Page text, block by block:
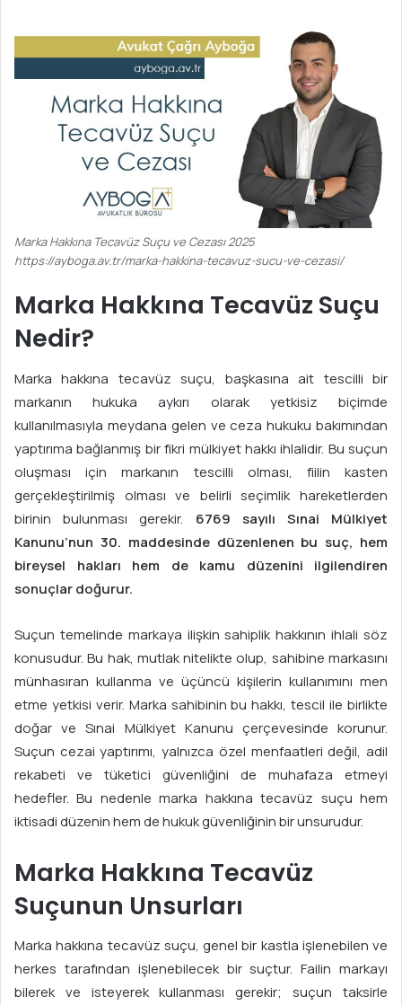
Marka Hakkına Tecavüz Suçu ve Cezası 2025
https://ayboga.av.tr/marka-hakkina-tecavuz-sucu-ve-cezasi/
Marka Hakkına Tecavüz Suçu
Nedir?
Marka hakkına tecavüz suçu, başkasına ait tescilli bir
markanın hukuka aykırı olarak yetkisiz biçimde
kullanılmasıyla meydana gelen ve ceza hukuku bakımından
yaptırıma bağlanmış bir fikri mülkiyet hakkı ihlalidir. Bu suçun
oluşması için markanın tescilli olması, fiilin kasten
gerçekleştirilmiş olması ve belirli seçimlik hareketlerden
birinin bulunması gerekir. 6769 sayılı Sınai Mülkiyet
Kanunu’nun 30. maddesinde düzenlenen bu suç, hem
bireysel hakları hem de kamu düzenini ilgilendiren
sonuçlar doğurur.
Suçun temelinde markaya ilişkin sahiplik hakkının ihlali söz
konusudur. Bu hak, mutlak nitelikte olup, sahibine markasını
münhasıran kullanma ve üçüncü kişilerin kullanımını men
etme yetkisi verir. Marka sahibinin bu hakkı, tescil ile birlikte
doğar ve Sınai Mülkiyet Kanunu çerçevesinde korunur.
Suçun cezai yaptırımı, yalnızca özel menfaatleri değil, adil
rekabeti ve tüketici güvenliğini de muhafaza etmeyi
hedefler. Bu nedenle marka hakkına tecavüz suçu hem
iktisadi düzenin hem de hukuk güvenliğinin bir unsurudur.
Marka Hakkına Tecavüz
Suçunun Unsurları
Marka hakkına tecavüz suçu, genel bir kastla işlenebilen ve
herkes tarafından işlenebilecek bir suçtur. Failin markayı
bilerek ve isteyerek kullanması gerekir; suçun taksirle